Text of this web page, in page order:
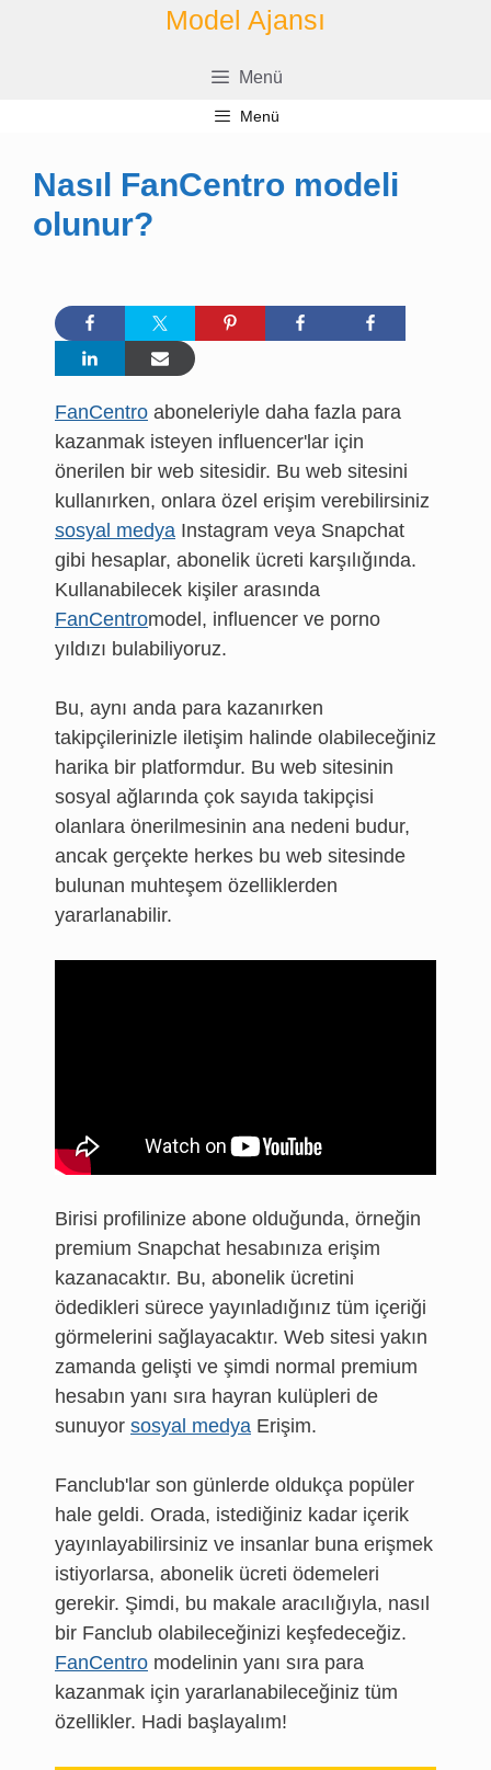
Model Ajansı
Menü
Menü
Nasıl FanCentro modeli
olunur?
FanCentro aboneleriyle daha fazla para
kazanmak isteyen influencer'lar için
önerilen bir web sitesidir. Bu web sitesini
kullanırken, onlara özel erişim verebilirsiniz
sosyal medya Instagram veya Snapchat
gibi hesaplar, abonelik ücreti karşılığında.
Kullanabilecek kişiler arasında
FanCentromodel, influencer ve porno
yıldızı bulabiliyoruz.
Bu, aynı anda para kazanırken
takipçilerinizle iletişim halinde olabileceğiniz
harika bir platformdur. Bu web sitesinin
sosyal ağlarında çok sayıda takipçisi
olanlara önerilmesinin ana nedeni budur,
ancak gerçekte herkes bu web sitesinde
bulunan muhteşem özelliklerden
yararlanabilir.
Birisi profilinize abone olduğunda, örneğin
premium Snapchat hesabınıza erişim
kazanacaktır. Bu, abonelik ücretini
ödedikleri sürece yayınladığınız tüm içeriği
görmelerini sağlayacaktır. Web sitesi yakın
zamanda gelişti ve şimdi normal premium
hesabın yanı sıra hayran kulüpleri de
sunuyor sosyal medya Erişim.
Fanclub'lar son günlerde oldukça popüler
hale geldi. Orada, istediğiniz kadar içerik
yayınlayabilirsiniz ve insanlar buna erişmek
istiyorlarsa, abonelik ücreti ödemeleri
gerekir. Şimdi, bu makale aracılığıyla, nasıl
bir Fanclub olabileceğinizi keşfedeceğiz.
FanCentro modelinin yanı sıra para
kazanmak için yararlanabileceğiniz tüm
özellikler. Hadi başlayalım!